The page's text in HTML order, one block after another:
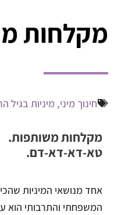
מקלחות
חינוך מיני, מיניות בגיל
מקלחות משותפות.
טא-דא-דא-דם.
אחד מנושאי המיניות
המשפחתי והתרבותי הוא